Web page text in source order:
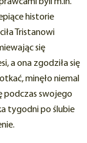
byli m.in.
historie
Tristanowi
się
a ona zgodziła się
minęło niemal
podczas swojego
tygodni po ślubie